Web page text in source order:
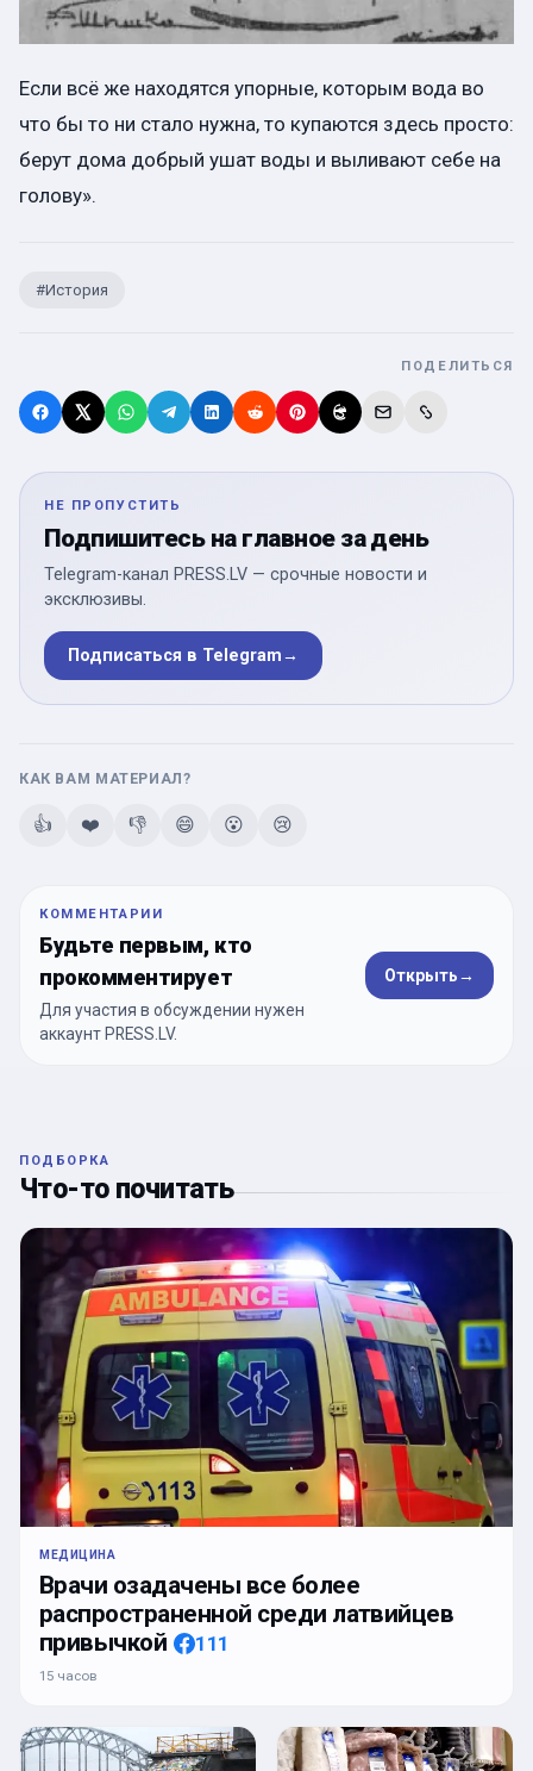
Если всё же находятся упорные, которым вода во
что бы то ни стало нужна, то купаются здесь просто:
берут дома добрый ушат воды и выливают себе на
голову».
#История
ПОДЕЛИТЬСЯ
НЕ ПРОПУСТИТЬ
Подпишитесь на главное за день
Telegram-канал PRESS.LV — срочные новости и
эксклюзивы.
Подписаться в Telegram→
КАК ВАМ МАТЕРИАЛ?
👍 ❤️ 👎 😄 😮 😢
КОММЕНТАРИИ
Будьте первым, кто
прокомментирует
Для участия в обсуждении нужен
аккаунт PRESS.LV.
Открыть→
ПОДБОРКА
Что-то почитать
МЕДИЦИНА
Врачи озадачены все более
распространенной среди латвийцев
привычкой
111
15 часов